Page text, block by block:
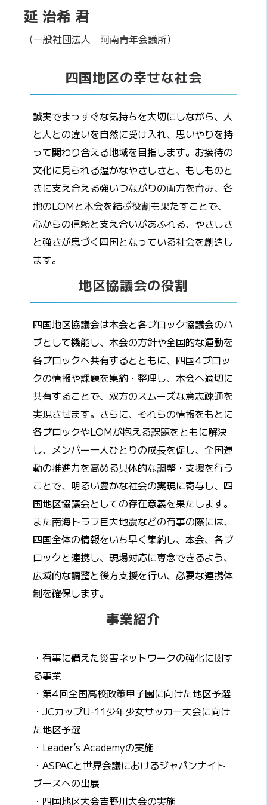
延 治希 君
（一般社団法人 阿南青年会議所）
四国地区の幸せな社会
誠実でまっすぐな気持ちを大切にしながら、人
と人との違いを自然に受け入れ、思いやりを持
って関わり合える地域を目指します。お接待の
文化に見られる温かなやさしさと、もしものと
きに支え合える強いつながりの両方を育み、各
地のLOMと本会を結ぶ役割も果たすことで、
心からの信頼と支え合いがあふれる、やさしさ
と強さが息づく四国となっている社会を創造し
ます。
地区協議会の役割
四国地区協議会は本会と各ブロック協議会のハ
ブとして機能し、本会の方針や全国的な運動を
各ブロックへ共有するとともに、四国4ブロッ
クの情報や課題を集約・整理し、本会へ適切に
共有することで、双方のスムーズな意志疎通を
実現させます。さらに、それらの情報をもとに
各ブロックやLOMが抱える課題をともに解決
し、メンバー一人ひとりの成長を促し、全国運
動の推進力を高める具体的な調整・支援を行う
ことで、明るい豊かな社会の実現に寄与し、四
国地区協議会としての存在意義を果たします。
また南海トラフ巨大地震などの有事の際には、
四国全体の情報をいち早く集約し、本会、各ブ
ロックと連携し、現場対応に専念できるよう、
広域的な調整と後方支援を行い、必要な連携体
制を確保します。
事業紹介
・有事に備えた災害ネットワークの強化に関す
る事業
・第4回全国高校政策甲子園に向けた地区予選
・JCカップU-11少年少女サッカー大会に向け
た地区予選
・Leader’s Academyの実施
・ASPACと世界会議におけるジャパンナイト
ブースへの出展
・四国地区大会吉野川大会の実施